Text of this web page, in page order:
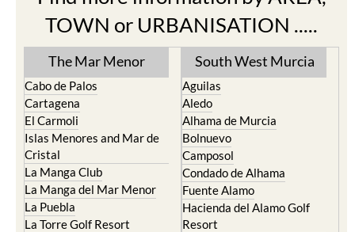
TOWN or URBANISATION .....
The Mar Menor
Cabo de Palos
Cartagena
El Carmoli
Islas Menores and Mar de
Cristal
La Manga Club
La Manga del Mar Menor
La Puebla
La Torre Golf Resort
South West Murcia
Aguilas
Aledo
Alhama de Murcia
Bolnuevo
Camposol
Condado de Alhama
Fuente Alamo
Hacienda del Alamo Golf
Resort